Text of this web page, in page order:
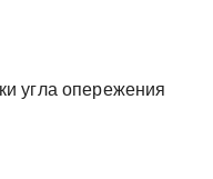
угла опережения